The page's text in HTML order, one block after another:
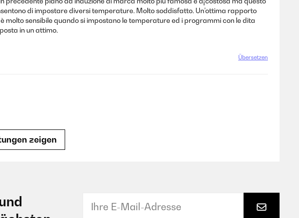
di impostare diversi temperature. Molto soddisfatto. Un’ottima rapporto
molto sensibile quando si impostano le temperature ed i programmi con le dita
in un attimo.
Übersetzen
Só não dou as 5 * pela dificuldade de ligar/desligar, se a superfície e o dedo
zeigen